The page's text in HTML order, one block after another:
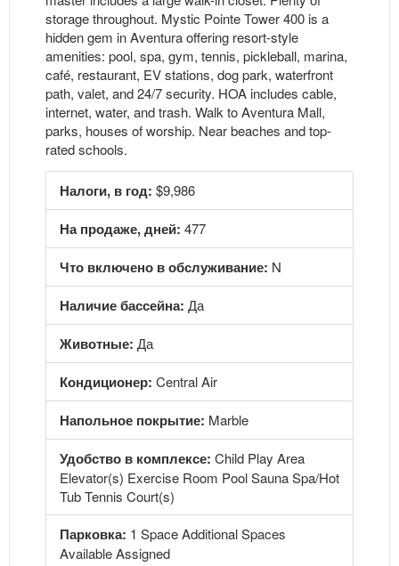
storage throughout. Mystic Pointe Tower 400 is a
hidden gem in Aventura offering resort-style
amenities: pool, spa, gym, tennis, pickleball, marina,
café, restaurant, EV stations, dog park, waterfront
path, valet, and 24/7 security. HOA includes cable,
internet, water, and trash. Walk to Aventura Mall,
parks, houses of worship. Near beaches and top-
rated schools.
Налоги, в год: $9,986
На продаже, дней: 477
Что включено в обслуживание: N
Наличие бассейна: Да
Животные: Да
Кондиционер: Central Air
Напольное покрытие: Marble
Удобство в комплексе: Child Play Area
Elevator(s) Exercise Room Pool Sauna Spa/Hot
Tub Tennis Court(s)
Парковка: 1 Space Additional Spaces
Available Assigned